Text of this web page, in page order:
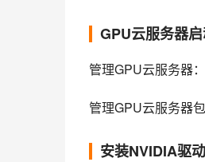
GPU云服务器
管理GPU云服务器：
管理GPU云服务器
安装NVIDIA驱动